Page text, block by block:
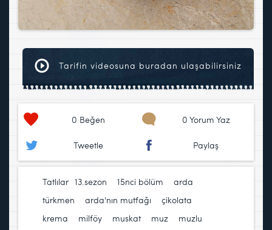
Tarifin videosuna buradan ulaşabilirsiniz
0 Beğen 0 Yorum Yaz
Tweetle Paylaş
Tatlılar 13.sezon 15nci bölüm
arda
türkmen
arda'nın mutfağı çikolata
krema
milföy muskat muz
muzlu